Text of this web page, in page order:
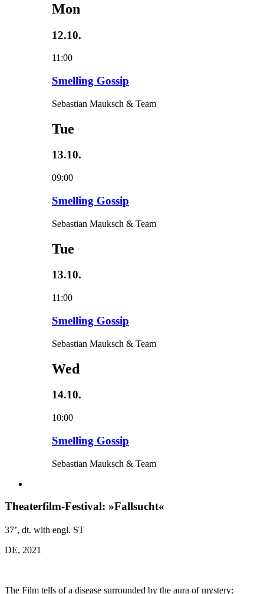
Mon
12.10.
11:00
Smelling Gossip
Sebastian Mauksch & Team
Tue
13.10.
09:00
Smelling Gossip
Sebastian Mauksch & Team
Tue
13.10.
11:00
Smelling Gossip
Sebastian Mauksch & Team
Wed
14.10.
10:00
Smelling Gossip
Sebastian Mauksch & Team
Theaterfilm-Festival: »Fallsucht«
37’, dt. with engl. ST
DE, 2021
The Film tells of a disease surrounded by the aura of mystery: